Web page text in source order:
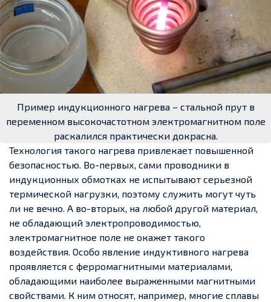
Пример индукционного нагрева – стальной прут в
переменном высокочастотном электромагнитном поле
раскалился практически докрасна.
Технология такого нагрева привлекает повышенной
безопасностью. Во-первых, сами проводники в
индукционных обмотках не испытывают серьезной
термической нагрузки, поэтому служить могут чуть
ли не вечно. А во-вторых, на любой другой материал,
не обладающий электропроводимостью,
электромагнитное поле не окажет такого
воздействия. Особо явление индуктивного нагрева
проявляется с ферромагнитными материалами,
обладающими наиболее выраженными магнитными
свойствами. К ним относят, например, многие сплавы